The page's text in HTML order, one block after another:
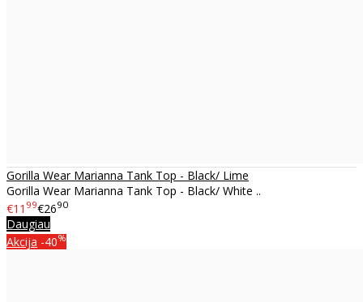
Gorilla Wear Marianna Tank Top - Black/ Lime
Gorilla Wear Marianna Tank Top - Black/ White ..
€11 99€2690
Daugiau
Akcija -40%